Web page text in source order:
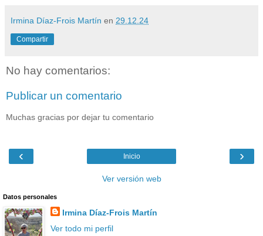
Irmina Díaz-Frois Martín en 29.12.24
Compartir
No hay comentarios:
Publicar un comentario
Muchas gracias por dejar tu comentario
‹ ›
Inicio
Ver versión web
Datos personales
Irmina Díaz-Frois Martín
Ver todo mi perfil